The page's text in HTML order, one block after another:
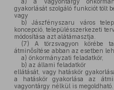
gyakorlását szolgáló funkciót tölt
vagy
b) Jászfényszaru város
koncepció, településszerkezeti
módosítása azt alátámasztja.
(7) A törzsvagyon körébe
átminősítése abban az esetben
a) önkormányzati feladatkör,
b) az állami feladatkör
ellátását, vagy hatáskör
a hatáskör gyakorlása az
vagyontárgy nélkül is megoldható.